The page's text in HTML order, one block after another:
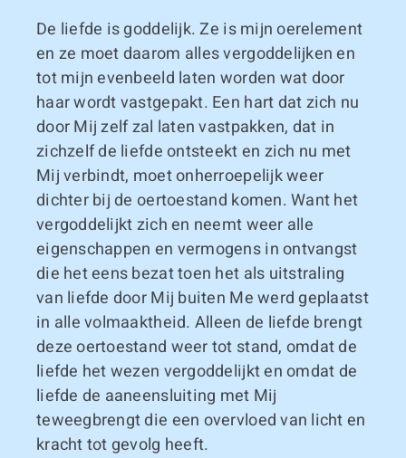
De liefde is goddelijk. Ze is mijn oerelement
en ze moet daarom alles vergoddelijken en
tot mijn evenbeeld laten worden wat door
haar wordt vastgepakt. Een hart dat zich nu
door Mij zelf zal laten vastpakken, dat in
zichzelf de liefde ontsteekt en zich nu met
Mij verbindt, moet onherroepelijk weer
dichter bij de oertoestand komen. Want het
vergoddelijkt zich en neemt weer alle
eigenschappen en vermogens in ontvangst
die het eens bezat toen het als uitstraling
van liefde door Mij buiten Me werd geplaatst
in alle volmaaktheid. Alleen de liefde brengt
deze oertoestand weer tot stand, omdat de
liefde het wezen vergoddelijkt en omdat de
liefde de aaneensluiting met Mij
teweegbrengt die een overvloed van licht en
kracht tot gevolg heeft.